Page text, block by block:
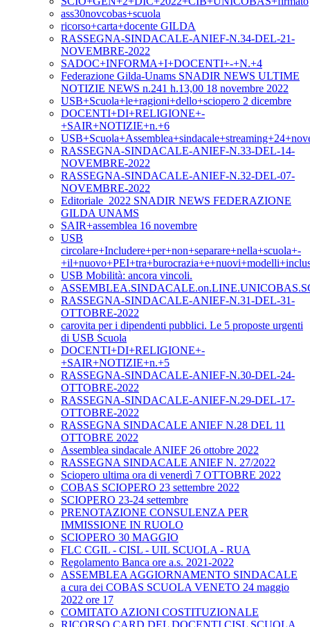
ass30novcobas+scuola
ricorso+carta+docente GILDA
RASSEGNA-SINDACALE-ANIEF-N.34-DEL-21-
NOVEMBRE-2022
SADOC+INFORMA+I+DOCENTI+-+N.+4
Federazione Gilda-Unams SNADIR NEWS ULTIME
NOTIZIE NEWS n.241 h.13,00 18 novembre 2022
USB+Scuola+le+ragioni+dello+sciopero 2 dicembre
DOCENTI+DI+RELIGIONE+-
+SAIR+NOTIZIE+n.+6
RASSEGNA-SINDACALE-ANIEF-N.33-DEL-14-
NOVEMBRE-2022
RASSEGNA-SINDACALE-ANIEF-N.32-DEL-07-
NOVEMBRE-2022
Editoriale_2022 SNADIR NEWS FEDERAZIONE
GILDA UNAMS
SAIR+assemblea 16 novembre
USB
circolare+Includere+per+non+separare+nella+scuola+-
USB Mobilità: ancora vincoli.
RASSEGNA-SINDACALE-ANIEF-N.31-DEL-31-
OTTOBRE-2022
carovita per i dipendenti pubblici. Le 5 proposte urgenti
di USB Scuola
DOCENTI+DI+RELIGIONE+-
+SAIR+NOTIZIE+n.+5
RASSEGNA-SINDACALE-ANIEF-N.30-DEL-24-
OTTOBRE-2022
RASSEGNA-SINDACALE-ANIEF-N.29-DEL-17-
OTTOBRE-2022
RASSEGNA SINDACALE ANIEF N.28 DEL 11
OTTOBRE 2022
Assemblea sindacale ANIEF 26 ottobre 2022
RASSEGNA SINDACALE ANIEF N. 27/2022
Sciopero ultima ora di venerdì 7 OTTOBRE 2022
COBAS SCIOPERO 23 settembre 2022
SCIOPERO 23-24 settembre
PRENOTAZIONE CONSULENZA PER
IMMISSIONE IN RUOLO
SCIOPERO 30 MAGGIO
FLC CGIL - CISL - UIL SCUOLA - RUA
Regolamento Banca ore a.s. 2021-2022
ASSEMBLEA AGGIORNAMENTO SINDACALE
a cura dei COBAS SCUOLA VENETO 24 maggio
2022 ore 17
COMITATO AZIONI COSTITUZIONALE